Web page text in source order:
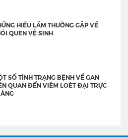
HIỂU LẦM THƯỜNG GẶP VỀ
QUEN VỆ SINH
SỐ TÌNH TRẠNG BỆNH VỀ GAN
QUAN ĐẾN VIÊM LOÉT ĐẠI TRỰC